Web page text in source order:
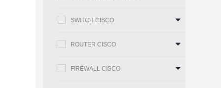
SWITCH CISCO
ROUTER CISCO
FIREWALL CISCO